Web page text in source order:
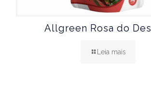
Allgreen Rosa do
Leia mais